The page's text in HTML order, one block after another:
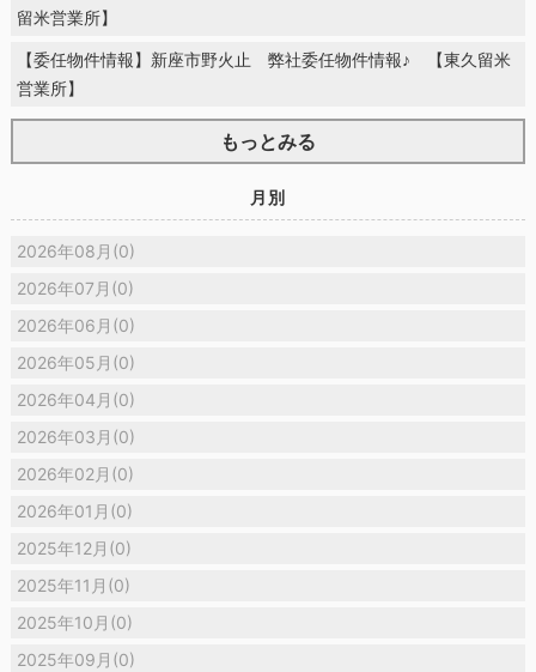
留米営業所】
【委任物件情報】新座市野火止 弊社委任物件情報♪ 【東久留米
営業所】
もっとみる
月別
2026年08月(0)
2026年07月(0)
2026年06月(0)
2026年05月(0)
2026年04月(0)
2026年03月(0)
2026年02月(0)
2026年01月(0)
2025年12月(0)
2025年11月(0)
2025年10月(0)
2025年09月(0)